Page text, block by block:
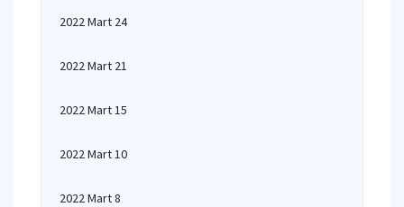
2022 Mart 24
2022 Mart 21
2022 Mart 15
2022 Mart 10
2022 Mart 8